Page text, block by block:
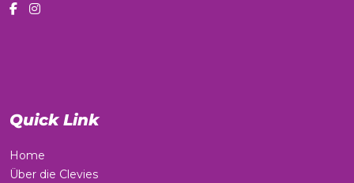
Quick Link
Home
Über die Clevies